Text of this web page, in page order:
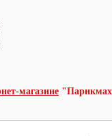
магазине